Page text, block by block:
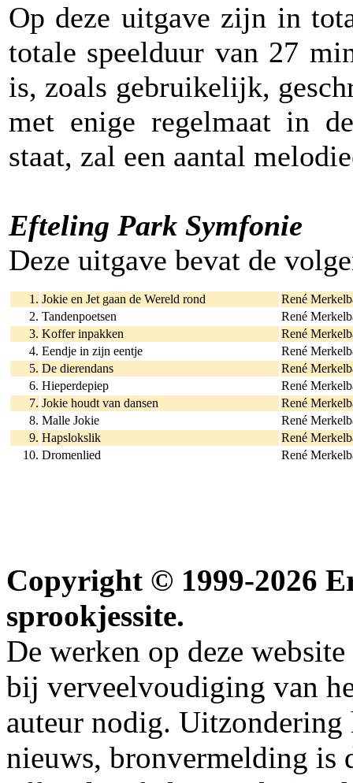
Op deze uitgave zijn in
totale speelduur van 27
is, zoals gebruikelijk,
met enige regelmaat in
staat, zal een aantal
Efteling Park Symfonie
Deze uitgave bevat de
1. Jokie en Jet gaan de Wereld rond
René
2. Tandenpoetsen
René
3. Koffer inpakken
René
4. Eendje in zijn eentje
René
5. De dierendans
René
6. Hieperdepiep
René
7. Jokie houdt van dansen
René
8. Malle Jokie
René
9. Hapslokslik
René
10. Dromenlied René
Copyright © 1999-2026
sprookjessite.
De werken op deze
bij verveelvoudiging van
auteur nodig. Uitzondering
nieuws, bronvermelding is